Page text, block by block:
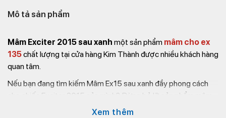
Mô tả sản phẩm
Mâm Exciter 2015 sau xanh một sản phẩm mâm cho ex
135chất lượng tại cửa hàng Kim Thành được nhiều khách hàng
quan tâm.
Nếu bạn đang tìm kiếm Mâm Ex15 sau xanh đầy phong cách
cho chiếc Exciter 2015 của mình? Đừng bỏ lỡ sản phẩm mâm
sau xanh chất lượng tại cửa hàng phụ tùng xe máy
Xem thêm